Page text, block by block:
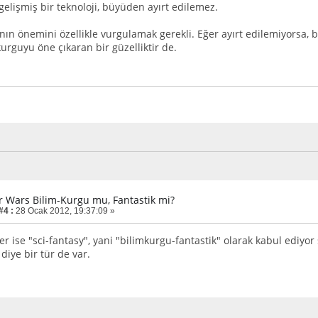
bir teknoloji, büyüden ayırt edilemez.
önemini özellikle vurgulamak gerekli. Eğer ayırt
öne çıkaran bir güzelliktir de.
Wars Bilim-Kurgu mu, Fantastik mi?
: 28 Ocak 2012, 19:37:09 »
ise "sci-fantasy", yani "bilimkurgu-fantastik" olarak kabul ediyor
bir tür de var.